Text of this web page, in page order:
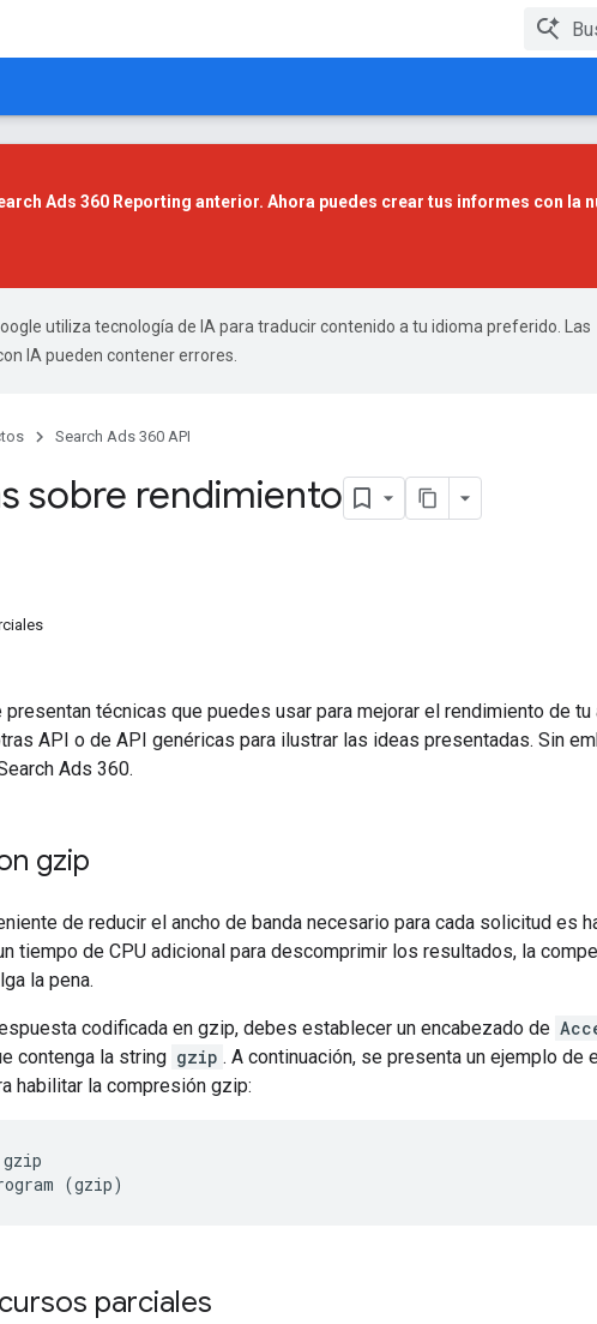
Ads 360 Reporting anterior. Ahora puedes crear tus informes con la
utiliza tecnología de IA para traducir contenido a tu idioma preferido. Las
IA pueden contener errores.
Search Ads 360 API
sobre rendimiento
presentan técnicas que puedes usar para mejorar el rendimiento de
API o de API genéricas para ilustrar las ideas presentadas. Sin
Ads 360.
gzip
de reducir el ancho de banda necesario para cada solicitud es
tiempo de CPU adicional para descomprimir los resultados, la
la pena.
codificada en gzip, debes establecer un encabezado de
contenga la string gzip . A continuación, se presenta un ejemplo de
habilitar la compresión gzip:
gzip
(gzip)
parciales